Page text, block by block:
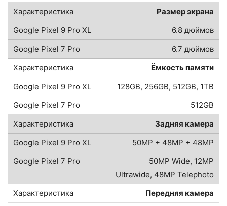
Размер экрана
6.8 дюймов
6.7 дюймов
Ёмкость памяти
128GB, 256GB, 512GB, 1TB
512GB
Задняя камера
50MP + 48MP + 48MP
50MP Wide, 12MP
Ultrawide, 48MP Telephoto
Передняя камера